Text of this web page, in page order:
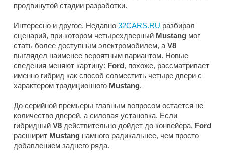
продвинутой стадии разработки.
Интересно и другое. Недавно 32CARS.RU разбирал
сценарий, при котором четырехдверный Mustang мог
стать более доступным электромобилем, а V8
выглядел наименее вероятным вариантом. Новые
сведения меняют картину: Ford, похоже, рассматривает
именно гибрид как способ совместить четыре двери с
характером традиционного Mustang.
До серийной премьеры главным вопросом остается не
количество дверей, а силовая установка. Если
гибридный V8 действительно дойдет до конвейера, Ford
расширит Mustang намного радикальнее, чем просто
добавлением заднего ряда.